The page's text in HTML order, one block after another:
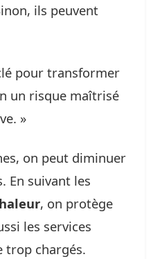
ils peuvent
pour transformer
un risque maîtrisé
»
on peut diminuer
En suivant les
, on protège
les services
trop chargés.